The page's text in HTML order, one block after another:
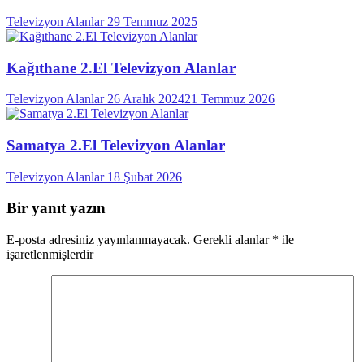
Televizyon Alanlar 29 Temmuz 2025
Kağıthane 2.El Televizyon Alanlar
Televizyon Alanlar 26 Aralık 202421 Temmuz 2026
Samatya 2.El Televizyon Alanlar
Televizyon Alanlar 18 Şubat 2026
Bir yanıt yazın
E-posta adresiniz yayınlanmayacak. Gerekli alanlar * ile
işaretlenmişlerdir